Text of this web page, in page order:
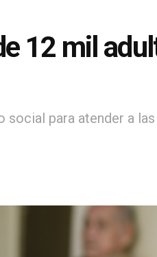
12 mil
social para atender a las